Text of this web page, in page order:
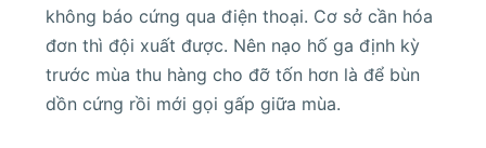
không báo cứng qua điện thoại. Cơ sở cần hóa
đơn thì đội xuất được. Nên nạo hố ga định kỳ
trước mùa thu hàng cho đỡ tốn hơn là để bùn
dồn cứng rồi mới gọi gấp giữa mùa.